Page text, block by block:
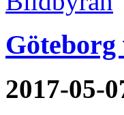
2017-05-